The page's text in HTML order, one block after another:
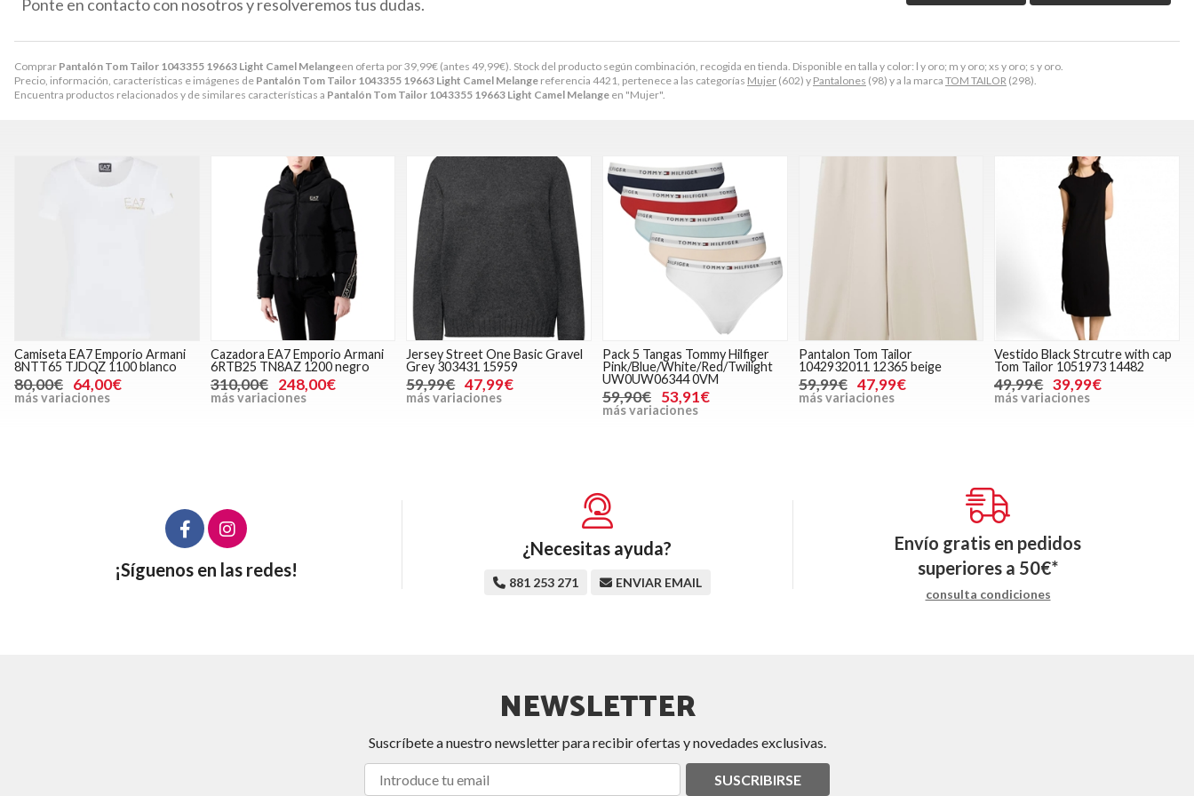
Comprar Pantalón Tom Tailor 1043355 19663 Light Camel Melangeen oferta por39,99€ (antes 49,99€). Stock del producto según combinación, recogida en tienda. Disponible en talla y color: l y oro; m y oro; xs y oro; s y oro.
Precio, información, características e imágenes de Pantalón Tom Tailor 1043355 19663 Light Camel Melange referencia 4421, pertenece a las categorías Mujer (602) y Pantalones (98) y a la marca TOM TAILOR (298).
Encuentra productos relacionados y de similares características a Pantalón Tom Tailor 1043355 19663 Light Camel Melange en "Mujer".
Ponte en contacto con nosotros y resolveremos tus dudas.
Camiseta EA7 Emporio Armani
8NTT65 TJDQZ 1100 blanco
80,00€ 64,00€
más variaciones
Cazadora EA7 Emporio Armani
6RTB25 TN8AZ 1200 negro
310,00€ 248,00€
más variaciones
Jersey Street One Basic Gravel
Grey 303431 15959
59,99€ 47,99€
más variaciones
Pack 5 Tangas Tommy Hilfiger
Pink/Blue/White/Red/Twilight
UW0UW06344 0VM
59,90€ 53,91€
más variaciones
Pantalon Tom Tailor
1042932011 12365 beige
59,99€ 47,99€
más variaciones
Vestido Black Strcutre with cap
Tom Tailor 1051973 14482
49,99€ 39,99€
más variaciones
¡Síguenos en las redes!
¿Necesitas ayuda?
881 253 271 ENVIAR EMAIL
Envío gratis en pedidos
superiores a 50€*
consulta condiciones
NEWSLETTER
Suscríbete a nuestro newsletter para recibir ofertas y novedades exclusivas.
SUSCRIBIRSE